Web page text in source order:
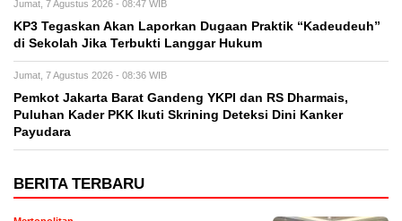
Jumat, 7 Agustus 2026 - 08:47 WIB
KP3 Tegaskan Akan Laporkan Dugaan Praktik “Kadeudeuh”
di Sekolah Jika Terbukti Langgar Hukum
Jumat, 7 Agustus 2026 - 08:36 WIB
Pemkot Jakarta Barat Gandeng YKPI dan RS Dharmais,
Puluhan Kader PKK Ikuti Skrining Deteksi Dini Kanker
Payudara
BERITA TERBARU